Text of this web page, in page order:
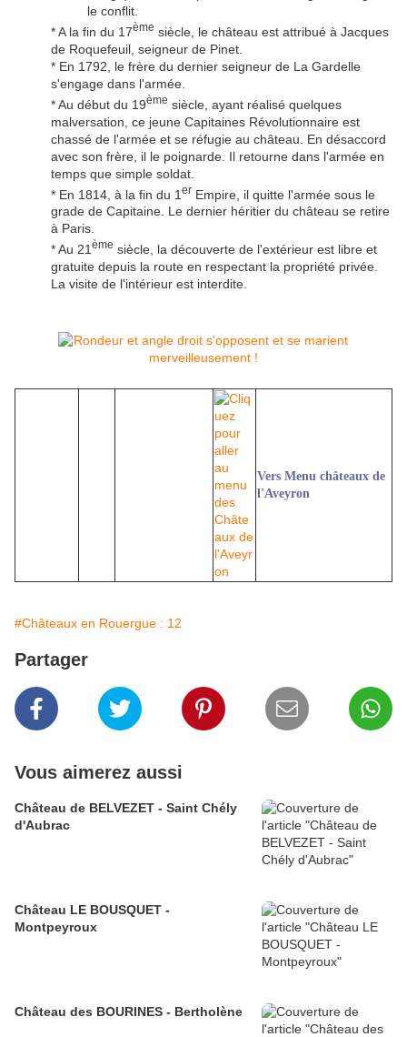
le conflit.
* A la fin du 17ème siècle, le château est attribué à Jacques
de Roquefeuil, seigneur de Pinet.
* En 1792, le frère du dernier seigneur de La Gardelle
s'engage dans l'armée.
* Au début du 19ème siècle, ayant réalisé quelques
malversation, ce jeune Capitaines Révolutionnaire est
chassé de l'armée et se réfugie au château. En désaccord
avec son frère, il le poignarde. Il retourne dans l'armée en
temps que simple soldat.
* En 1814, à la fin du 1 er Empire, il quitte l'armée sous le
grade de Capitaine. Le dernier héritier du château se retire
à Paris.
* Au 21 ème siècle, la découverte de l'extérieur est libre et
gratuite depuis la route en respectant la propriété privée.
La visite de l'intérieur est interdite.
Vers Menu châteaux de
l'Aveyron
#Châteaux en Rouergue : 12
Partager
Vous aimerez aussi
Château de BELVEZET - Saint Chély
d'Aubrac
Château LE BOUSQUET -
Montpeyroux
Château des BOURINES - Bertholène